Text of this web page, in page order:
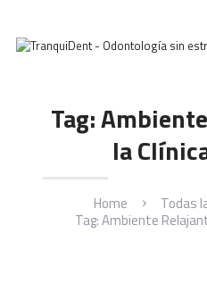
Tag:
la
Home
Todas
Tag: Ambiente
HOME
SOBRE
SERVICIOS
CONTACTO